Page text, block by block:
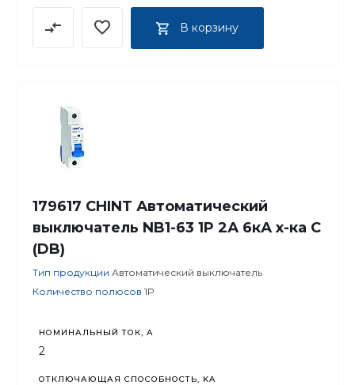
В корзину
179617 CHINT Автоматический
выключатель NB1-63 1P 2А 6кА х-ка C
(DB)
Тип продукции Автоматический выключатель
Количество полюсов 1P
НОМИНАЛЬНЫЙ ТОК, А
2
ОТКЛЮЧАЮЩАЯ СПОСОБНОСТЬ, KA